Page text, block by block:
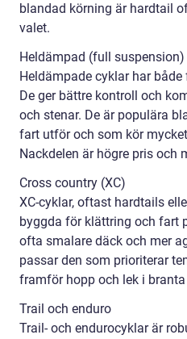
blandad körning är hardtail
valet.
Heldämpad (full suspension)
Heldämpade cyklar har
De ger bättre kontroll och
och stenar. De är populära
fart utför och som kör
Nackdelen är högre pris och
Cross country (XC)
XC-cyklar, oftast hardtails
byggda för klättring och fart
ofta smalare däck och mer
passar den som prioriterar
framför hopp och lek i branta
Trail och enduro
Trail- och endurocyklar är